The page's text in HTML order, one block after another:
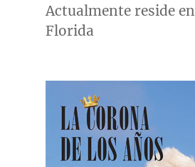
Actualmente reside en
Florida